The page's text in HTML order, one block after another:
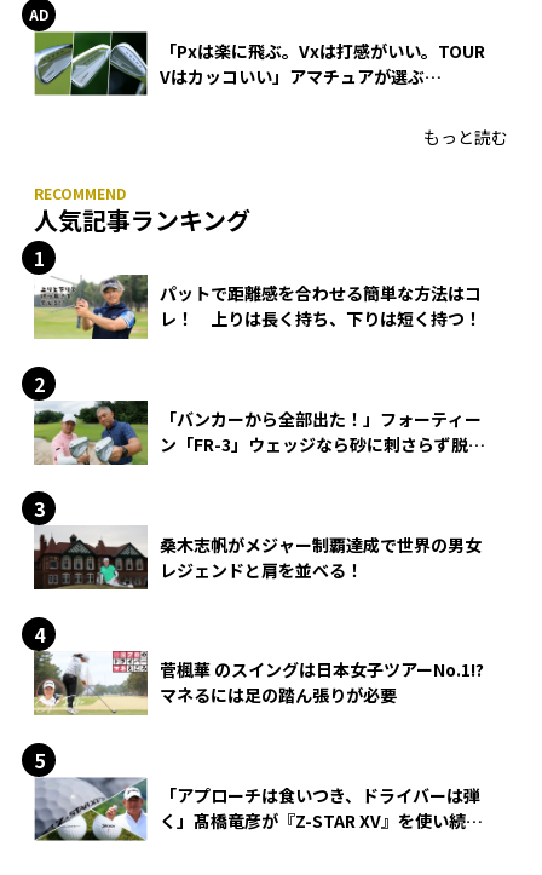
「Pxは楽に飛ぶ。Vxは打感がいい。TOUR
Vはカッコいい」アマチュアが選ぶ
もっと読む
人気記事ランキング
パットで距離感を合わせる簡単な方法はコ
レ！ 上りは長く持ち、下りは短く持つ！
「バンカーから全部出た！」フォーティー
ン「FR-3」ウェッジなら砂に刺さらず脱出
桑木志帆がメジャー制覇達成で世界の男女
レジェンドと肩を並べる！
菅楓華 のスイングは日本女子ツアーNo.1!?
マネるには足の踏ん張りが必要
「アプローチは食いつき、ドライバーは弾
く」髙橋竜彦が『Z-STAR XV』を使い続け